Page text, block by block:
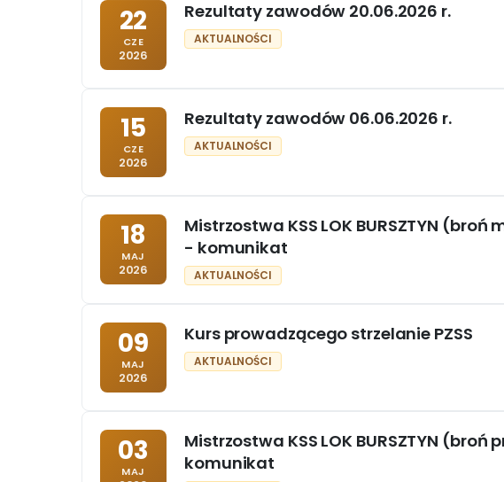
22
CZE
2026
Rezultaty zawodów 20.06.2026 r.
AKTUALNOŚCI
15
CZE
2026
Rezultaty zawodów 06.06.2026 r.
AKTUALNOŚCI
18
MAJ
2026
Mistrzostwa KSS LOK BURSZTYN
- komunikat
AKTUALNOŚCI
09
MAJ
2026
Kurs prowadzącego strzelanie PZSS
AKTUALNOŚCI
03
MAJ
Mistrzostwa KSS LOK BURSZTYN
komunikat